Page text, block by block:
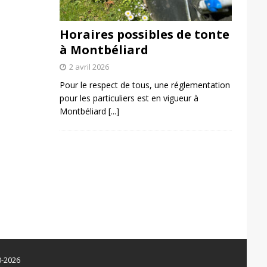
Horaires possibles de tonte
à Montbéliard
2 avril 2026
Pour le respect de tous, une réglementation
pour les particuliers est en vigueur à
Montbéliard [...]
2026